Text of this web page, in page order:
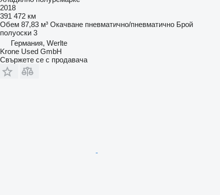
2018
391 472 км
Обем 87,83 м³ Окачване пневматично/пневматично Брой
полуоски 3
Германия, Werlte
Krone Used GmbH
Свържете се с продавача